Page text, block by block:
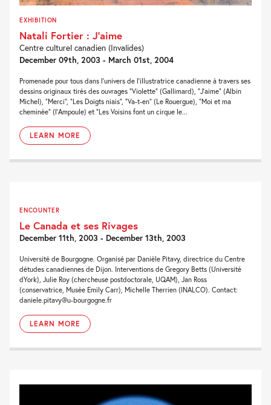
EXHIBITION
Natali Fortier : J’aime
Centre culturel canadien (Invalides)
December 09th, 2003 - March 01st, 2004
Promenade pour tous dans l’univers de l’illustratrice canadienne à travers ses
dessins originaux tirés des ouvrages “Violette” (Gallimard), “J’aime” (Albin
Michel), “Merci”, “Les Doigts niais”, “Va-t-en” (Le Rouergue), “Moi et ma
cheminée” (l’Ampoule) et “Les Voisins font un cirque le...
LEARN MORE
ENCOUNTER
Le Canada et ses Rivages
December 11th, 2003 - December 13th, 2003
Université de Bourgogne. Organisé par Danièle Pitavy, directrice du Centre
détudes canadiennes de Dijon. Interventions de Gregory Betts (Université
dYork), Julie Roy (chercheuse postdoctorale, UQAM), Jan Ross
(conservatrice, Musée Emily Carr), Michelle Therrien (INALCO). Contact:
daniele.pitavy@u-bourgogne.fr
LEARN MORE